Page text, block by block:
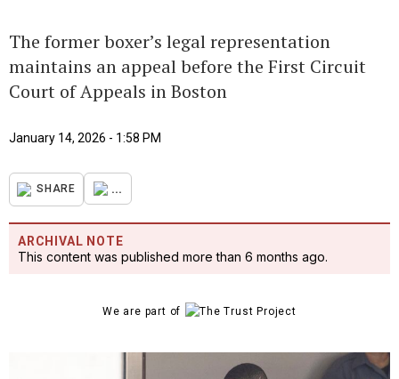
The former boxer’s legal representation
maintains an appeal before the First Circuit
Court of Appeals in Boston
January 14, 2026 - 1:58 PM
SHARE ...
ARCHIVAL NOTE
This content was published more than 6 months ago.
We are part of